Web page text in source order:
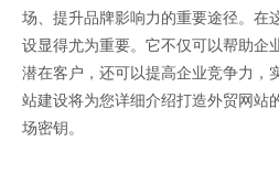
场、提升品牌影响力的重要途径。在
设显得尤为重要。它不仅可以帮助企
潜在客户，还可以提高企业竞争力，
站建设将为您详细介绍打造外贸网站
场密钥。